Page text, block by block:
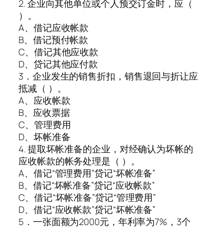
2. 企业向其他单位或个人预交订金时，应（
）。
A、借记应收帐款
B、借记预付帐款
C、借记其他应收款
D、贷记其他应付款
3．企业发生的销售折扣，销售退回与折让应
抵减（ ）。
A、应收帐款
B、应收票据
C、管理费用
D、坏帐准备
4. 提取坏帐准备的企业，对经确认为坏帐的
应收帐款的帐务处理是（ ）。
A、借记“管理费用”贷记“坏帐准备”
B、借记“坏帐准备”贷记“应收帐款”
C、借记“坏帐准备”贷记“管理费用”
D、借记“应收帐款”贷记“坏帐准备”
5．一张面额为2000元，年利率为7%，3个